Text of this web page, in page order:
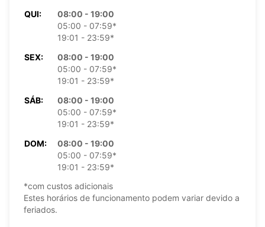
QUI:
08:00 - 19:00
05:00 - 07:59*
19:01 - 23:59*
SEX:
08:00 - 19:00
05:00 - 07:59*
19:01 - 23:59*
SÁB:
08:00 - 19:00
05:00 - 07:59*
19:01 - 23:59*
DOM:
08:00 - 19:00
05:00 - 07:59*
19:01 - 23:59*
*com custos adicionais
Estes horários de funcionamento podem variar devido a
feriados.